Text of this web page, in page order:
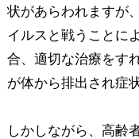
状があらわれますが
イルスと戦うことに
合、適切な治療をす
が体から排出され症
しかしながら、高齢